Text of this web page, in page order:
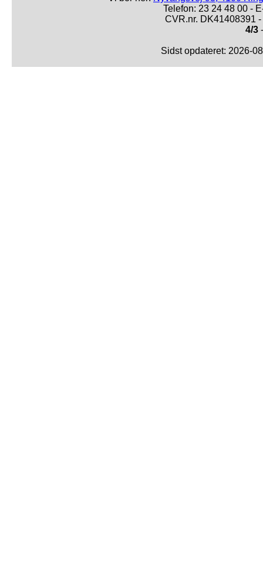
Telefon: 23 24 48 00 -
CVR.nr. DK41408391
4/3
Sidst opdateret: 2026-